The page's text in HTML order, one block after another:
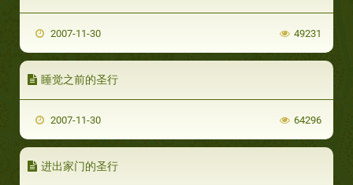
2007-11-30 49231
睡觉之前的圣行
2007-11-30 64296
进出家门的圣行